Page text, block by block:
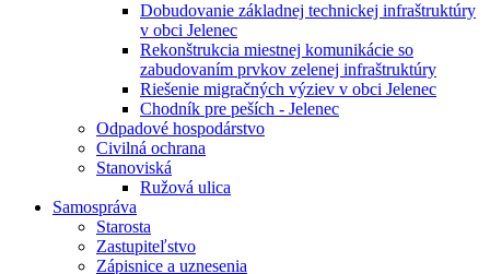
Dobudovanie základnej technickej infraštruktúry
v obci Jelenec
Rekonštrukcia miestnej komunikácie so
zabudovaním prvkov zelenej infraštruktúry
Riešenie migračných výziev v obci Jelenec
Chodník pre peších - Jelenec
Odpadové hospodárstvo
Civilná ochrana
Stanoviská
Ružová ulica
Samospráva
Starosta
Zastupiteľstvo
Zápisnice a uznesenia